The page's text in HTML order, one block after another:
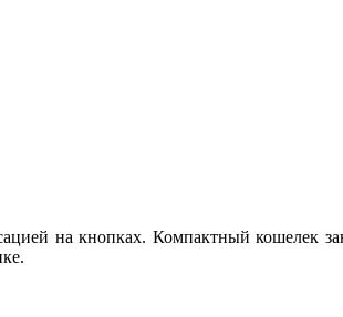
на кнопках. Компактный кошелек